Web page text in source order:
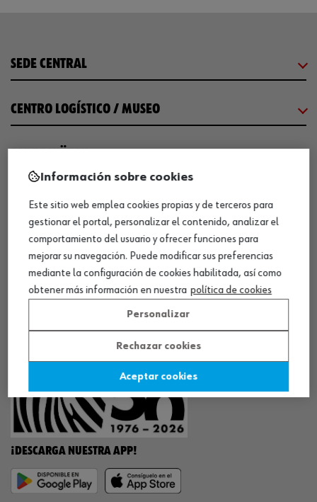
SEDE CENTRAL
CENTRO LOGÍSTICO / MUSEO
COMUNICACIÓN
WORKINWÜRTH
NUESTROS CERTIFICADOS
¡WÜRTH EMPRESA SOLIDARIA!
¡DESCARGA NUESTRA APP!
Información sobre cookies
Este sitio web emplea cookies propias y de terceros para
gestionar el portal, personalizar el contenido, analizar el
comportamiento del usuario y ofrecer funciones para
mejorar su navegación. Puede modificar sus preferencias
mediante la configuración de cookies habilitada, así como
obtener más información en nuestra política de cookies
Personalizar
Rechazar cookies
Aceptar cookies